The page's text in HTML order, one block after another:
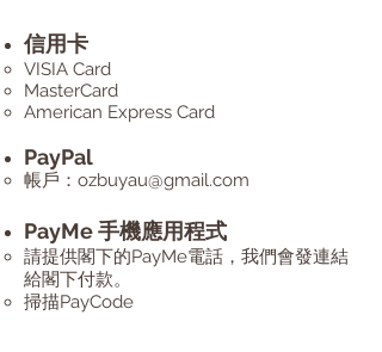
信用卡
VISIA Card
MasterCard
American Express Card
PayPal
帳戶： ozbuyau@gmail.com
PayMe 手機應用程式
請提供閣下的PayMe電話，我們會發連結
給閣下付款。
掃描PayCode​​